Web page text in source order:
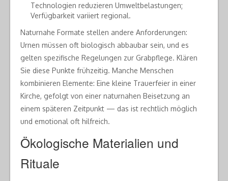
Technologien reduzieren Umweltbelastungen;
Verfügbarkeit variiert regional.
Naturnahe Formate stellen andere Anforderungen:
Urnen müssen oft biologisch abbaubar sein, und es
gelten spezifische Regelungen zur Grabpflege. Klären
Sie diese Punkte frühzeitig. Manche Menschen
kombinieren Elemente: Eine kleine Trauerfeier in einer
Kirche, gefolgt von einer naturnahen Beisetzung an
einem späteren Zeitpunkt — das ist rechtlich möglich
und emotional oft hilfreich.
Ökologische Materialien und
Rituale